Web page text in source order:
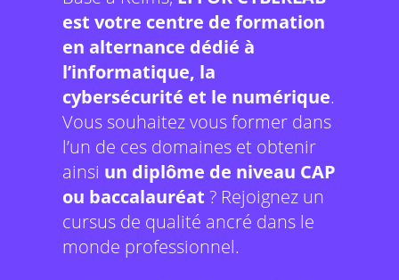
est votre centre de formation
en alternance dédié à
l’informatique, la
cybersécurité et le numérique.
Vous souhaitez vous former dans
l’un de ces domaines et obtenir
ainsi un diplôme de niveau CAP
ou baccalauréat ? Rejoignez un
cursus de qualité ancré dans le
monde professionnel.